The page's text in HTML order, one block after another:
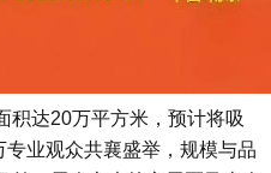
积达20万平方米，预计将吸
业观众共襄盛举，规模与品